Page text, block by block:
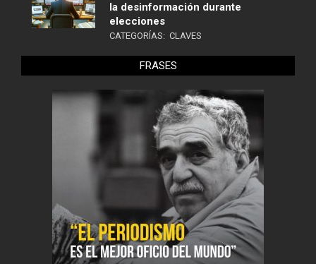
la desinformación durante
elecciones
CATEGORÍAS: CLAVES
FRASES